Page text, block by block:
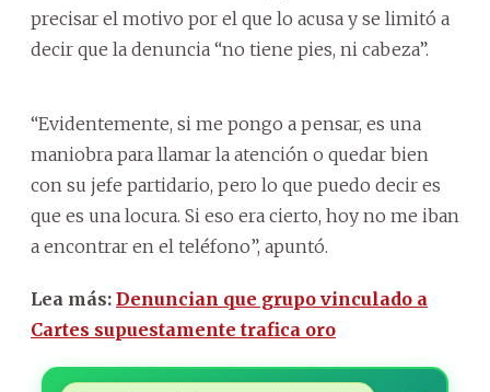
precisar el motivo por el que lo acusa y se limitó a
decir que la denuncia “no tiene pies, ni cabeza”.
“Evidentemente, si me pongo a pensar, es una
maniobra para llamar la atención o quedar bien
con su jefe partidario, pero lo que puedo decir es
que es una locura. Si eso era cierto, hoy no me iban
a encontrar en el teléfono”, apuntó.
Lea más: Denuncian que grupo vinculado a
Cartes supuestamente trafica oro